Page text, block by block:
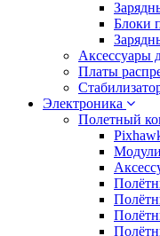
Блоки
Аксессуары
Платы
Электроника
Полетный